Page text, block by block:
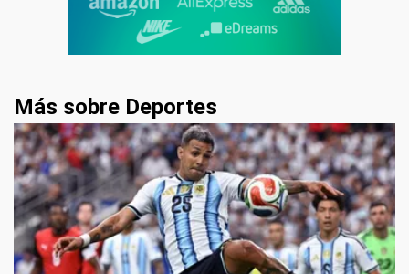
Más sobre Deportes